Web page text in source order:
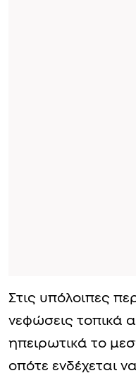
Στις υπόλοιπες
νεφώσεις τοπικά
ηπειρωτικά το
οπότε ενδέχεται